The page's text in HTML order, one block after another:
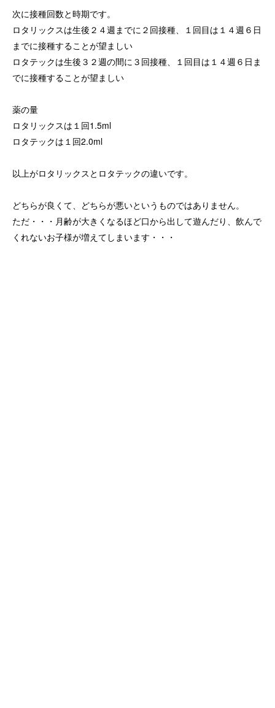
次に接種回数と時期です。
ロタリックスは生後２４週までに２回接種、１回目は１４週６日
までに接種することが望ましい
ロタテックは生後３２週の間に３回接種、１回目は１４週６日ま
でに接種することが望ましい
薬の量
ロタリックスは１回1.5ml
ロタテックは１回2.0ml
以上がロタリックスとロタテックの違いです。
どちらが良くて、どちらが悪いというものではありません。
ただ・・・月齢が大きくなるほど口から出して遊んだり、飲んで
くれないお子様が増えてしまいます・・・